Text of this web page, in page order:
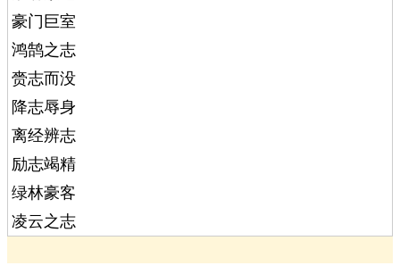
豪门巨室
鸿鹄之志
赍志而没
降志辱身
离经辨志
励志竭精
绿林豪客
凌云之志